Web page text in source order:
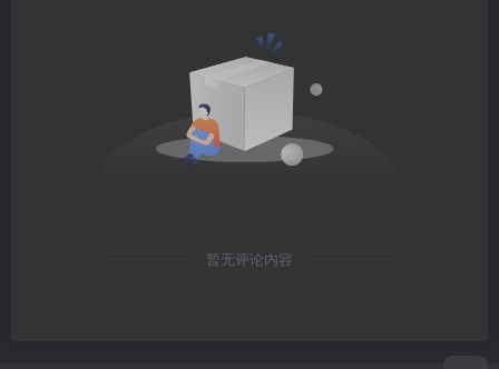
暂无评论内容